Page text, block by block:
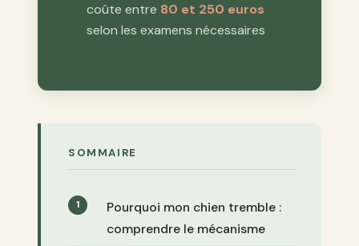
coûte entre 80 et 250 euros
selon les examens nécessaires
SOMMAIRE
Pourquoi mon chien tremble :
comprendre le mécanisme